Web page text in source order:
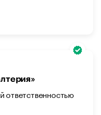
ответственностью